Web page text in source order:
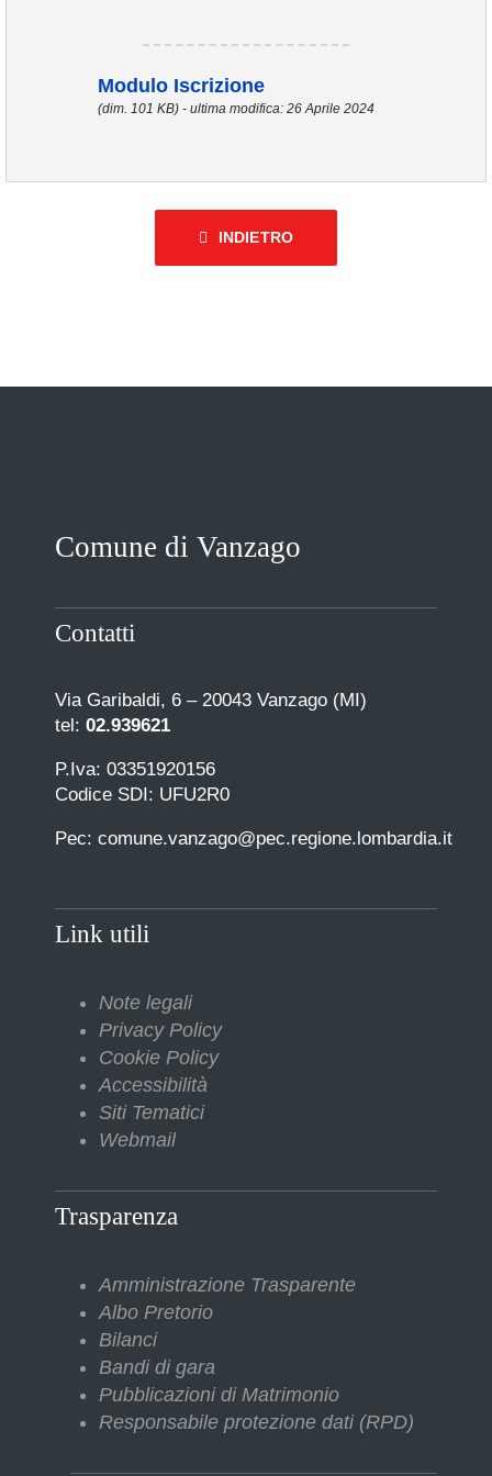
Modulo Iscrizione
(dim. 101 KB) - ultima modifica: 26 Aprile 2024
INDIETRO
Comune di Vanzago
Contatti
Via Garibaldi, 6 – 20043 Vanzago (MI)
tel: 02.939621
P.Iva: 03351920156
Codice SDI: UFU2R0
Pec: comune.vanzago@pec.regione.lombardia.it
Link utili
Note legali
Privacy Policy
Cookie Policy
Accessibilità
Siti Tematici
Webmail
Trasparenza
Amministrazione Trasparente
Albo Pretorio
Bilanci
Bandi di gara
Pubblicazioni di Matrimonio
Responsabile protezione dati (RPD)